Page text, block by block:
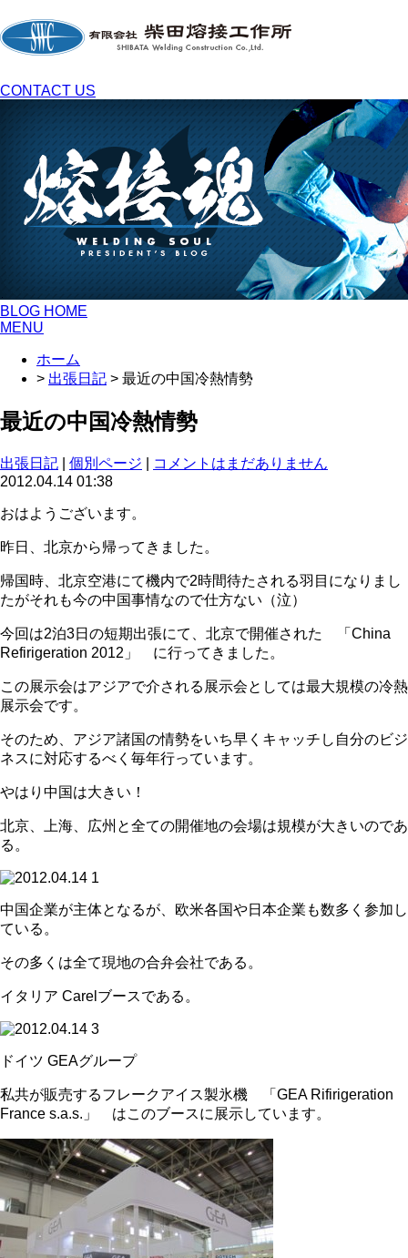
CONTACT US
BLOG HOME
MENU
ホーム
> 出張日記 > 最近の中国冷熱情勢
最近の中国冷熱情勢
出張日記 個別ページ
コメントはまだありません
2012.04.14 01:38
おはようございます。
昨日、北京から帰ってきました。
帰国時、北京空港にて機内で2時間待たされる羽目になりまし
たがそれも今の中国事情なので仕方ない（泣）
今回は2泊3日の短期出張にて、北京で開催された 「China
Refirigeration 2012」 に行ってきました。
この展示会はアジアで介される展示会としては最大規模の冷熱
展示会です。
そのため、アジア諸国の情勢をいち早くキャッチし自分のビジ
ネスに対応するべく毎年行っています。
やはり中国は大きい！
北京、上海、広州と全ての開催地の会場は規模が大きいのであ
る。
中国企業が主体となるが、欧米各国や日本企業も数多く参加し
ている。
その多くは全て現地の合弁会社である。
イタリア Carelブースである。
ドイツ GEAグループ
私共が販売するフレークアイス製氷機 「GEA Rifirigeration
France s.a.s.」 はこのブースに展示しています。